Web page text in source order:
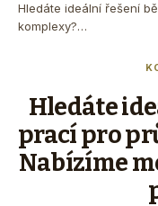
Hledáte ideální řešení
komplexy?…
Hledáte
prací pro
Nabízíme